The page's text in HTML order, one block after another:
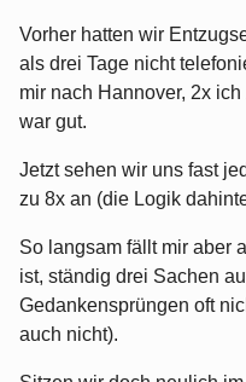
Vorher hatten wir
als drei Tage nicht
mir nach Hannover, 2x
war gut.
Jetzt sehen wir uns fast
zu 8x an (die Logik
So langsam fällt mir aber
ist, ständig drei Sachen
Gedankensprüngen oft
auch nicht).